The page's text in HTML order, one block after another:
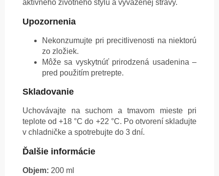
aktívneho životného štýlu a vyváženej stravy.
Upozornenia
Nekonzumujte pri precitlivenosti na niektorú
zo zložiek.
Môže sa vyskytnúť prirodzená usadenina –
pred použitím pretrepte.
Skladovanie
Uchovávajte na suchom a tmavom mieste pri
teplote od +18 °C do +22 °C. Po otvorení skladujte
v chladničke a spotrebujte do 3 dní.
Ďalšie informácie
Objem: 200 ml